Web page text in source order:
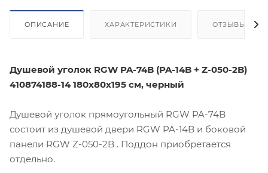
ОПИСАНИЕ ХАРАКТЕРИСТИКИ ОТЗЫВЫ
Душевой уголок RGW PA-74B (PA-14B + Z-050-2B)
410874188-14 180х80х195 см, черный
Душевой уголок прямоугольный RGW PA-74B
состоит из душевой двери RGW PA-14B и боковой
панели RGW Z-050-2B . Поддон приобретается
отдельно.